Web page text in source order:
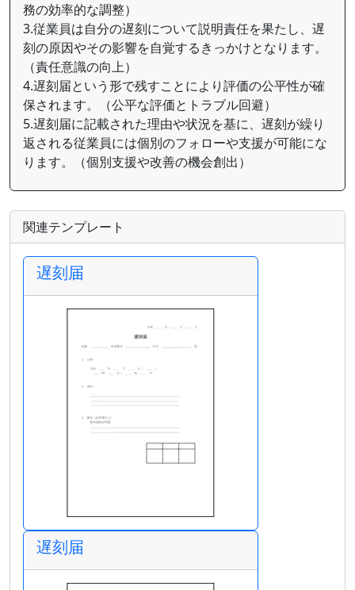
務の効率的な調整）
3.従業員は自分の遅刻について説明責任を果たし、遅
刻の原因やその影響を自覚するきっかけとなります。
（責任意識の向上）
4.遅刻届という形で残すことにより評価の公平性が確
保されます。（公平な評価とトラブル回避）
5.遅刻届に記載された理由や状況を基に、遅刻が繰り
返される従業員には個別のフォローや支援が可能にな
ります。（個別支援や改善の機会創出）
関連テンプレート
遅刻届
遅刻届